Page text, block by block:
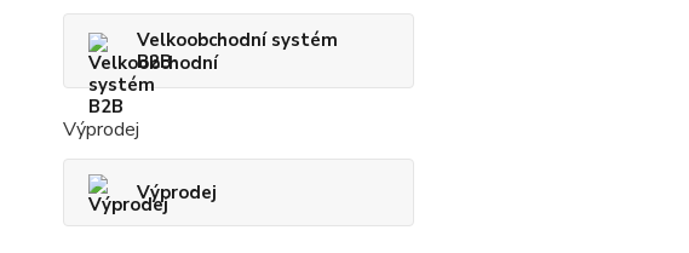
Velkoobchodní systém
B2B
Výprodej
Výprodej